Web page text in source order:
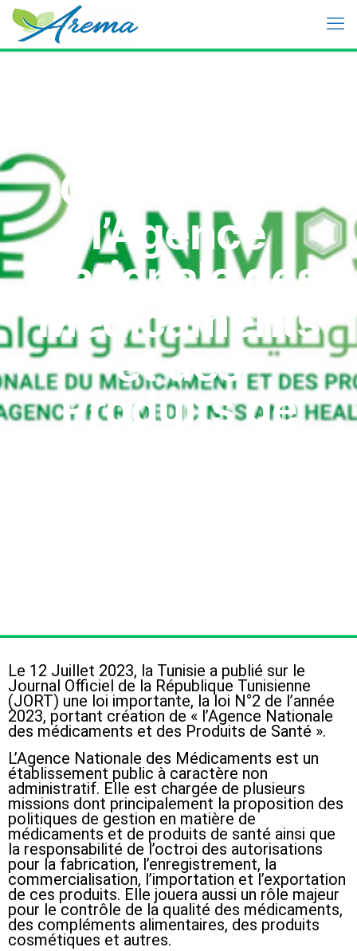
Création de
l’Agence
Nationale des
Médicaments
et des
Produits de
Le 12 Juillet 2023, la Tunisie a publié sur le
Journal Officiel de la République Tunisienne
(JORT) une loi importante, la loi N°2 de l’année
2023, portant création de « l’Agence Nationale
des médicaments et des Produits de Santé ».
L’Agence Nationale des Médicaments est un
établissement public à caractère non
administratif. Elle est chargée de plusieurs
missions dont principalement la proposition des
politiques de gestion en matière de
médicaments et de produits de santé ainsi que
la responsabilité de l’octroi des autorisations
pour la fabrication, l’enregistrement, la
commercialisation, l’importation et l’exportation
de ces produits. Elle jouera aussi un rôle majeur
pour le contrôle de la qualité des médicaments,
des compléments alimentaires, des produits
cosmétiques et autres.